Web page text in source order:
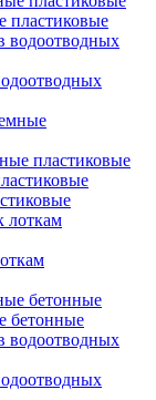
пластиковые
пластиковые
бетонные